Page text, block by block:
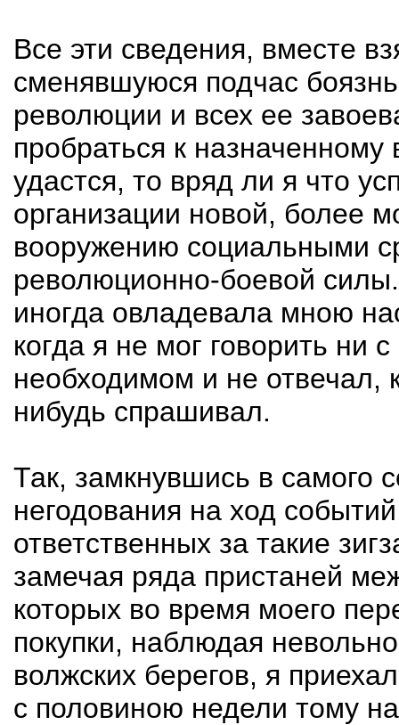
Все эти сведения, вместе
сменявшуюся подчас
революции и всех ее
пробраться к
удастся, то вряд ли я что
организации новой, более
вооружению социальными
революционно-боевой
иногда овладевала мною
когда я не мог говорить ни
необходимом и не отвечал,
нибудь спрашивал.
Так, замкнувшись в самого
негодования на ход
ответственных за такие
замечая ряда пристаней
которых во время моего
покупки, наблюдая
волжских берегов, я
с половиною недели тому